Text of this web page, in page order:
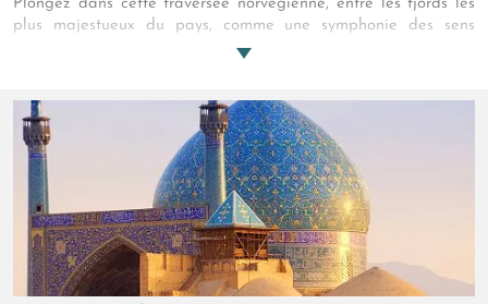
Plongez dans cette traversée norvégienne, entre les fjords les
plus majestueux du pays, comme une symphonie des sens
résonnant avec la splendeur du monde... Un périple
d'un navire silencieux.